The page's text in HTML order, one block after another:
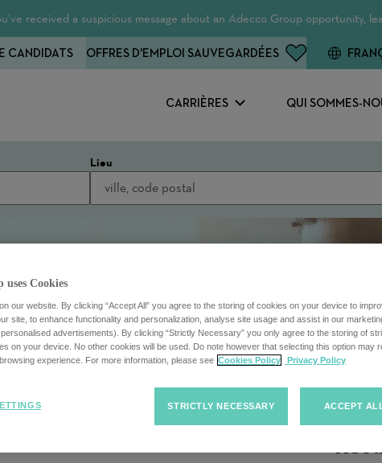
received a suspicious message about an Adecco Group opportunity,
CARRIÈRES QUI SOMMES-
CANDIDATS OFFRES D'EMPLOI SAUVEGARDÉES
Lieu
uses Cookies
our website. By clicking “Accept All” you agree to the storing of cookies on your device to
site, to enhance functionality and personalization, analyse site usage and assist in our
advertisements). By clicking “Strictly Necessary” you only agree to the storing of
on your device. No other cookies will be used. Do note however that selecting this option may
experience. For more information, please see Cookies Policy Privacy Policy
STRICTLY NECESSARY ACCEPT